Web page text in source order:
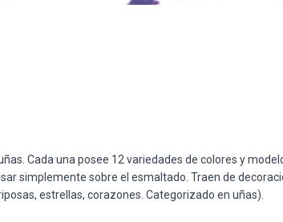
Cada una posee 12 variedades de colores y
simplemente sobre el esmaltado. Traen de
estrellas, corazones. Categorizado en uñas).